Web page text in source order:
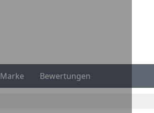
Marke Bewertungen